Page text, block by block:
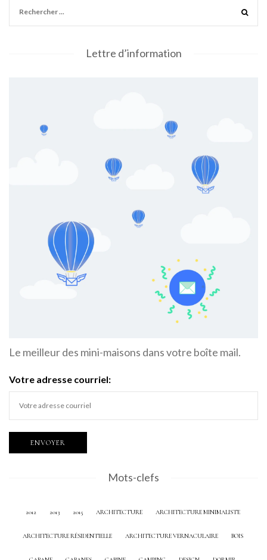
Lettre d’information
Le meilleur des mini-maisons dans votre boîte mail.
Votre adresse courriel:
Mots-clefs
2012 2013 2015 ARCHITECTURE ARCHITECTURE MINIMALISTE
ARCHITECTURE RÉSIDENTIELLE ARCHITECTURE VERNACULAIRE BOIS